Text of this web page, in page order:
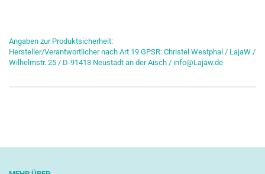
Angaben zur Produktsicherheit:
Hersteller/Verantwortlicher nach Art 19 GPSR: Christel Westphal / LajaW /
Wilhelmstr. 25 / D-91413 Neustadt an der Aisch / info@Lajaw.de